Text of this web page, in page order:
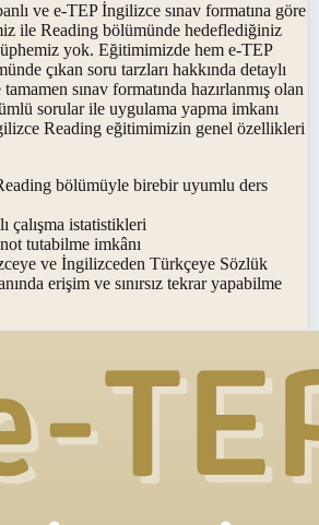
ve e-TEP İngilizce sınav formatına göre
ile Reading bölümünde hedeflediğiniz
yok. Eğitimimizde hem e-TEP
çıkan soru tarzları hakkında detaylı
sınav formatında hazırlanmış olan
sorular ile uygulama yapma imkanı
Reading eğitimimizin genel özellikleri
bölümüyle birebir uyumlu ders
çalışma istatistikleri
tutabilme imkânı
ve İngilizceden Türkçeye Sözlük
erişim ve sınırsız tekrar yapabilme